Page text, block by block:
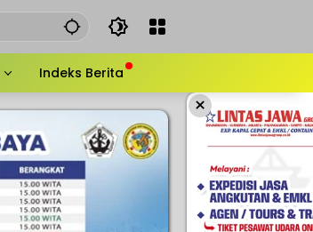
Indeks Berita
×